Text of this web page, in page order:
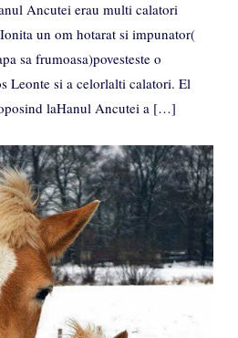
Ancutei erau multi calatori
un om hotarat si impunator(
sa frumoasa)povesteste o
Leonte si a celorlalti calatori. El
laHanul Ancutei a […]